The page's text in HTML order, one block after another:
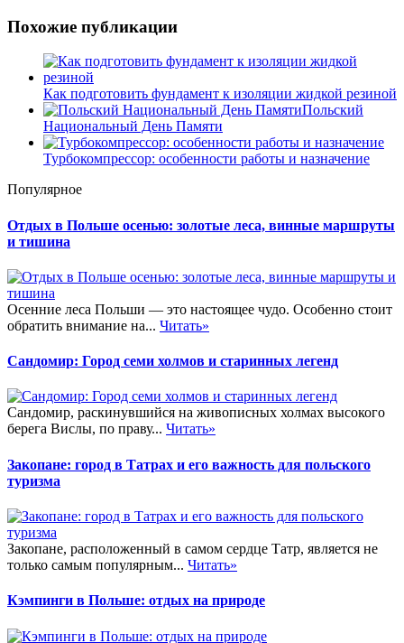
Похожие публикации
Как подготовить фундамент к изоляции жидкой резиной
Польский
Национальный День Памяти
Турбокомпрессор: особенности работы и назначение
Популярное
Отдых в Польше осенью: золотые леса, винные маршруты
и тишина
Осенние леса Польши — это настоящее чудо. Особенно стоит
обратить внимание на... Читать»
Сандомир: Город семи холмов и старинных легенд
Сандомир, раскинувшийся на живописных холмах высокого
берега Вислы, по праву... Читать»
Закопане: город в Татрах и его важность для польского
туризма
Закопане, расположенный в самом сердце Татр, является не
только самым популярным... Читать»
Кэмпинги в Польше: отдых на природе